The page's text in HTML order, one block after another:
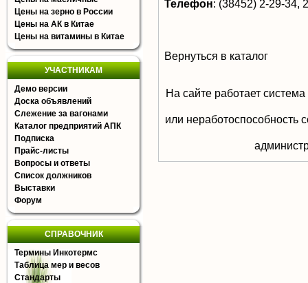
Цены на зерно в России
Цены на АК в Китае
Цены на витамины в Китае
УЧАСТНИКАМ
Демо версии
Доска объявлений
Слежение за вагонами
Каталог предприятий АПК
Подписка
Прайс-листы
Вопросы и ответы
Список должников
Выставки
Форум
СПРАВОЧНИК
Термины Инкотермс
Таблица мер и весов
Стандарты
Телефон: (38452) 2-29-34,
Вернуться в каталог
На сайте работает
или неработоспособность